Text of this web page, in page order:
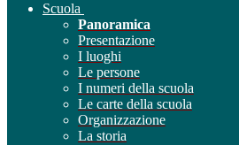
Scuola
Panoramica
Presentazione
I luoghi
Le persone
I numeri della scuola
Le carte della scuola
Organizzazione
La storia